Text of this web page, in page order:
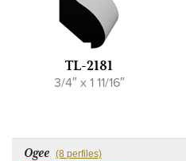
TL-2181
3/4″ x 1 11/16″
Ogee (8 perfiles)